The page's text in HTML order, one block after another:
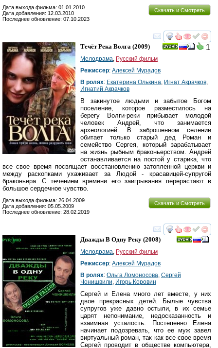
Скачать и Смотреть
Дата выхода фильма: 01.01.2010
Дата добавления: 12.03.2010
Последнее обновление: 07.10.2023
смотреть
1
Течёт Река Волга (2009)
Мелодрама, Русский фильм
Режиссер: Алексей Мурадов
В ролях: Екатерина Олькина, Игнат Акрачков,
Игнатий Акрачков
В закинутое людьми и забытое Богом
поселение, которое разместилось на
берегу Волги-реки прибывает молодой
человек Андрей, что занимается
археологией. В заброшенном селении
обитает только старый дед Роман и
семейство Сергея, который зарабатывает
на жизнь рыбным браконьерством. Андрей
останавливается на постой у старика, что
все свое время посвящает восстановлению затопленной церкви и
между раскопками ухаживает за Людой - красавицей-супругой
браконьера. С течением времени его заигрывания перерастают в
большое сердечное чувство.
Скачать и Смотреть
Дата выхода фильма: 26.04.2009
Дата добавления: 05.05.2009
Последнее обновление: 28.02.2019
смотреть
Дважды В Одну Реку (2008)
Мелодрама, Русский фильм
Режиссер: Алексей Мурадов
В ролях: Ольга Ломоносова, Сергей
Чонишвили, Игорь Коровин
Сергей и Елена много лет вместе, у них
двое прекрасных детей. Былые чувства
супругов уже давно остыли, в их семье
царят непонимание, недосказанность и
взаимная усталость. Постепенно Елена
начинает подозревать, что ее муж завел
виртуальный роман, так как все свое время
Сергей проводит в обществе компьютера,